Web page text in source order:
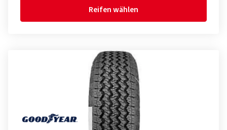
Reifen wählen